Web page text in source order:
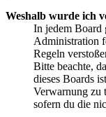
Weshalb wurde ich
In jedem Board
Administration
Regeln
Bitte beachte,
dieses Boards
Verwarnung zu
sofern du die